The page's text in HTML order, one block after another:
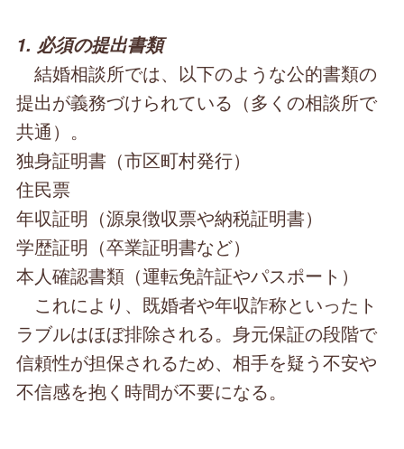
1. 必須の提出書類
結婚相談所では、以下のような公的書類の
提出が義務づけられている（多くの相談所で
共通）。
独身証明書（市区町村発行）
住民票
年収証明（源泉徴収票や納税証明書）
学歴証明（卒業証明書など）
本人確認書類（運転免許証やパスポート）
これにより、既婚者や年収詐称といったト
ラブルはほぼ排除される。身元保証の段階で
信頼性が担保されるため、相手を疑う不安や
不信感を抱く時間が不要になる。